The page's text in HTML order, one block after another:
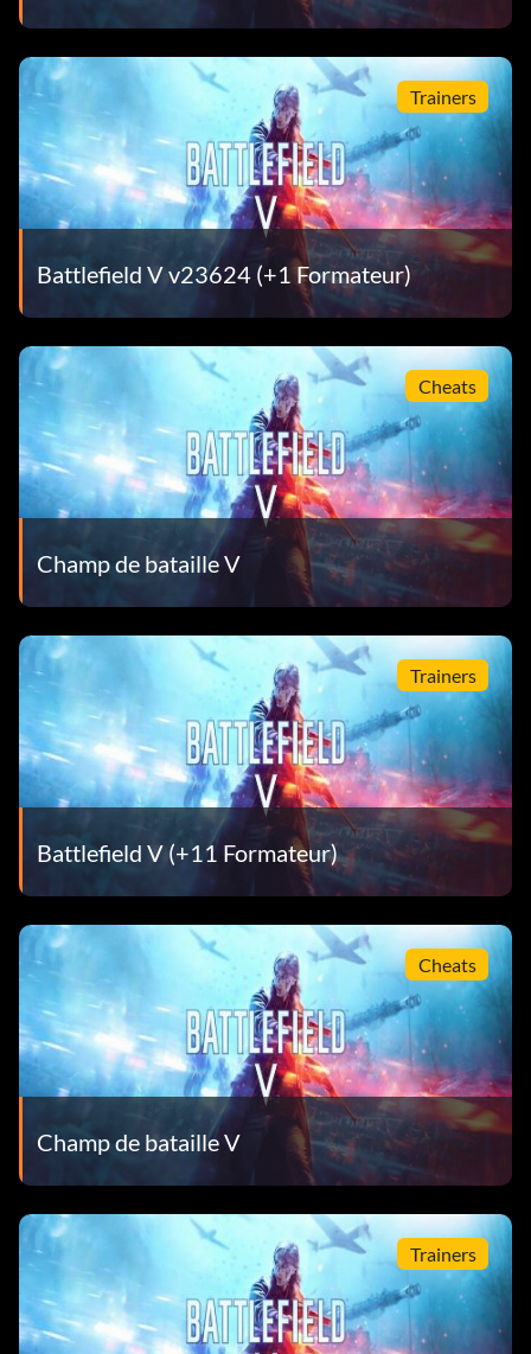
Trainers
Battlefield V v23624 (+1 Formateur)
Cheats
Champ de bataille V
Trainers
Battlefield V (+11 Formateur)
Cheats
Champ de bataille V
Trainers